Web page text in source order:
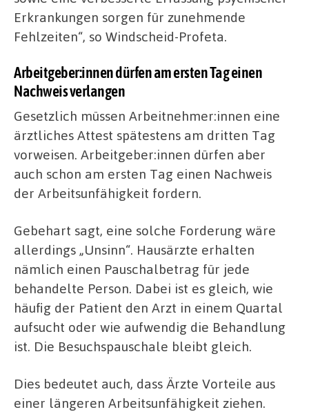
Erkrankungen sorgen für zunehmende
Fehlzeiten“, so Windscheid-Profeta.
Arbeitgeber:innen dürfen am ersten Tag einen
Nachweis verlangen
Gesetzlich müssen Arbeitnehmer:innen eine
ärztliches Attest spätestens am dritten Tag
vorweisen. Arbeitgeber:innen dürfen aber
auch schon am ersten Tag einen Nachweis
der Arbeitsunfähigkeit fordern.
Gebehart sagt, eine solche Forderung wäre
allerdings „Unsinn“. Hausärzte erhalten
nämlich einen Pauschalbetrag für jede
behandelte Person. Dabei ist es gleich, wie
häufig der Patient den Arzt in einem Quartal
aufsucht oder wie aufwendig die Behandlung
ist. Die Besuchspauschale bleibt gleich.
Dies bedeutet auch, dass Ärzte Vorteile aus
einer längeren Arbeitsunfähigkeit ziehen.